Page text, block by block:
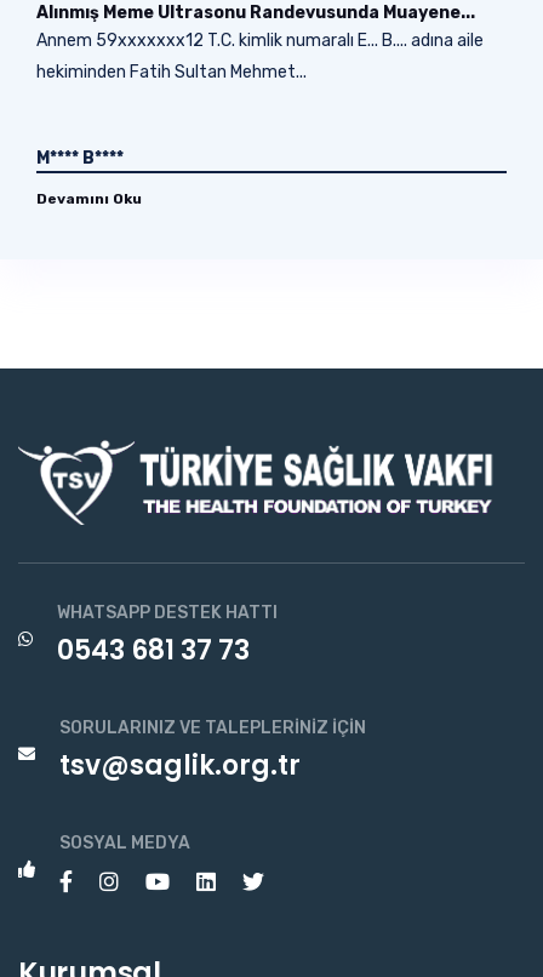
Alınmış Meme Ultrasonu Randevusunda Muayene...
Annem 59xxxxxxx12 T.C. kimlik numaralı E... B.... adına aile
hekiminden Fatih Sultan Mehmet...
M**** B****
Devamını Oku
WHATSAPP DESTEK HATTI
0543 681 37 73
SORULARINIZ VE TALEPLERINIZ İÇIN
tsv@saglik.org.tr
SOSYAL MEDYA